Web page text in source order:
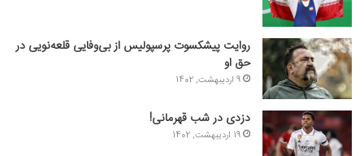
روایت پیشکسوت پرسپولیس از بی‌وفایی قلعه‌نویی در
حق او
9 اردیبهشت, 1402
دزدی در شب قهرمانی!
19 اردیبهشت, 1402